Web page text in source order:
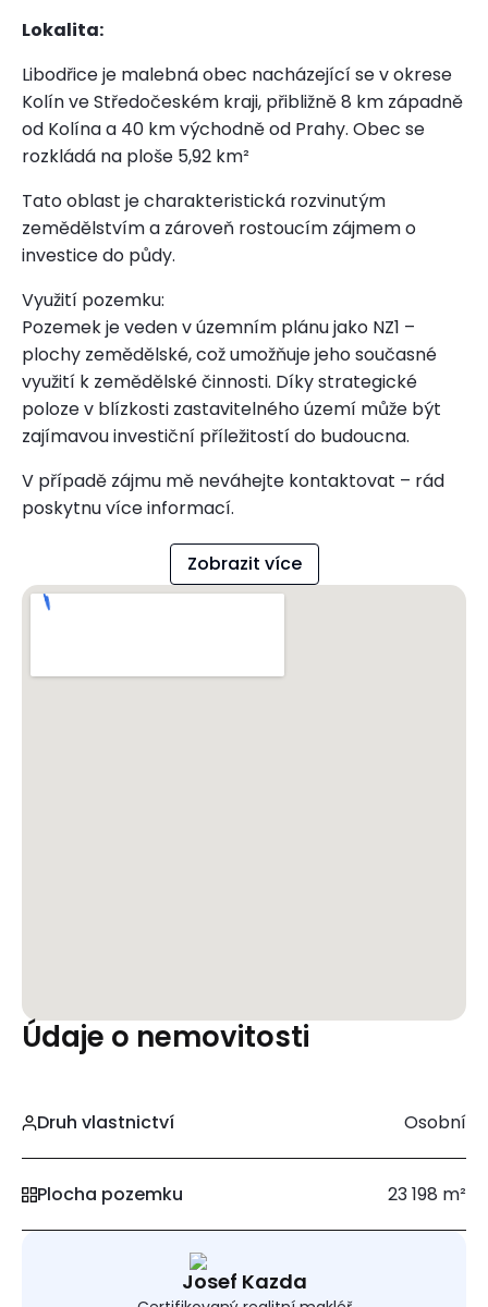
Lokalita:
Libodřice je malebná obec nacházející se v okrese
Kolín ve Středočeském kraji, přibližně 8 km západně
od Kolína a 40 km východně od Prahy. Obec se
rozkládá na ploše 5,92 km²
Tato oblast je charakteristická rozvinutým
zemědělstvím a zároveň rostoucím zájmem o
investice do půdy.
Využití pozemku:
Pozemek je veden v územním plánu jako NZ1 –
plochy zemědělské, což umožňuje jeho současné
využití k zemědělské činnosti. Díky strategické
poloze v blízkosti zastavitelného území může být
zajímavou investiční příležitostí do budoucna.
V případě zájmu mě neváhejte kontaktovat – rád
poskytnu více informací.
Zobrazit více
Údaje o nemovitosti
Druh vlastnictví Osobní
Plocha pozemku 23 198 m²
Josef Kazda